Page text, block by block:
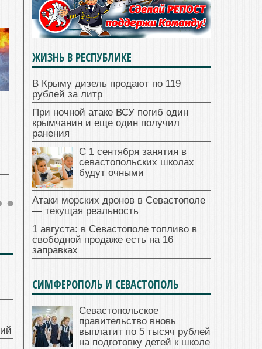
ЖИЗНЬ В РЕСПУБЛИКЕ
В Крыму дизель продают по 119
рублей за литр
При ночной атаке ВСУ погиб один
крымчанин и еще один получил
ранения
С 1 сентября занятия в
севастопольских школах
будут очными
Атаки морских дронов в Севастополе
— текущая реальность
1 августа: в Севастополе топливо в
свободной продаже есть на 16
заправках
СИМФЕРОПОЛЬ И СЕВАСТОПОЛЬ
Севастопольское
правительство вновь
выплатит по 5 тысяч рублей
на подготовку детей к школе